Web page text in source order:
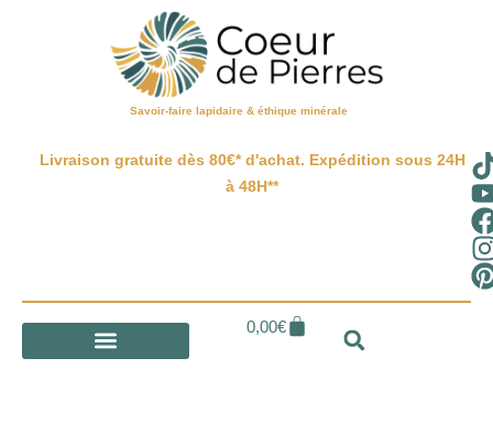
Savoir-faire lapidaire & éthique minérale
Livraison gratuite dès 80€* d'achat. Expédition sous 24H
à 48H**
0,00€